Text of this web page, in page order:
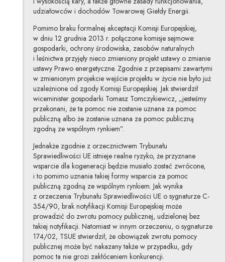
udziałowców i dochodów Towarowej Giełdy Energii.
Pomimo braku formalnej akceptacji Komisji Europejskiej,
w dniu 12 grudnia 2013 r. połączone komisje sejmowe:
gospodarki, ochrony środowiska, zasobów naturalnych
i leśnictwa przyjęły nieco zmieniony projekt ustawy o zmianie
ustawy Prawo energetyczne. Zgodnie z przepisami zawartymi
w zmienionym projekcie wejście projektu w życie nie było już
uzależnione od zgody Komisji Europejskiej. Jak stwierdził
wiceminister gospodarki Tomasz Tomczykiewicz, „jesteśmy
przekonani, że ta pomoc nie zostanie uznana za pomoc
publiczną albo że zostanie uznana za pomoc publiczną
zgodną ze wspólnym rynkiem”.
Jednakże zgodnie z orzecznictwem Trybunału
Sprawiedliwości UE istnieje realne ryzyko, że przyznane
wsparcie dla kogeneracji będzie musiało zostać zwrócone,
i to pomimo uznania takiej formy wsparcia za pomoc
publiczną zgodną ze wspólnym rynkiem. Jak wynika
z orzeczenia Trybunału Sprawiedliwości UE o sygnaturze C-
354/90, brak notyfikacji Komisji Europejskiej może
prowadzić do zwrotu pomocy publicznej, udzielonej bez
takiej notyfikacji. Natomiast w innym orzeczeniu, o sygnaturze
174/02, TSUE stwierdził, że obowiązek zwrotu pomocy
publicznej może być nakazany także w przypadku, gdy
pomoc ta nie grozi zakłóceniem konkurencji.